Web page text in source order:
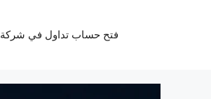
فتح حساب تداول في شركة xtb الاماراتية